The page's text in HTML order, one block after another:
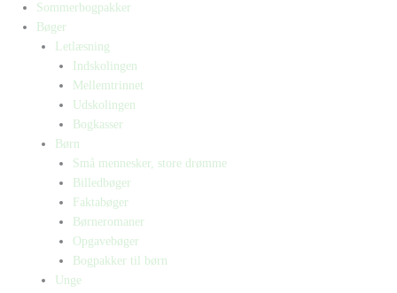
Sommerbogpakker
Bøger
Letlæsning
Indskolingen
Mellemtrinnet
Udskolingen
Bogkasser
Børn
Små mennesker, store drømme
Billedbøger
Faktabøger
Børneromaner
Opgavebøger
Bogpakker til børn
Unge